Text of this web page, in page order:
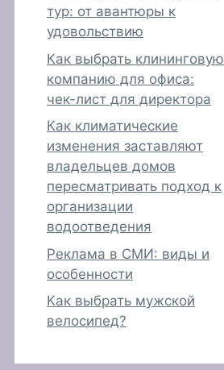
тур: от авантюры к
удовольствию
Как выбрать клининговую
компанию для офиса:
чек-лист для директора
Как климатические
изменения заставляют
владельцев домов
пересматривать подход к
организации
водоотведения
Реклама в СМИ: виды и
особенности
Как выбрать мужской
велосипед?